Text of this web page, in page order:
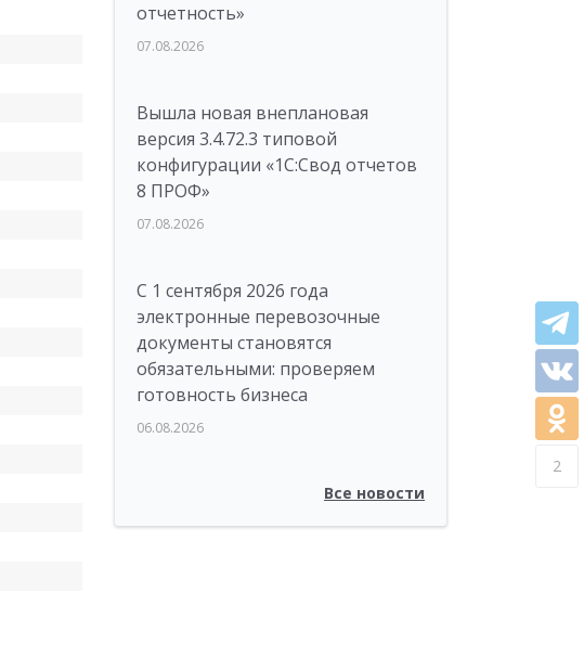
2
отчетность»
07.08.2026
Вышла новая внеплановая
версия 3.4.72.3 типовой
конфигурации «1C:Свод отчетов
8 ПРОФ»
07.08.2026
С 1 сентября 2026 года
электронные перевозочные
документы становятся
обязательными: проверяем
готовность бизнеса
06.08.2026
Все новости